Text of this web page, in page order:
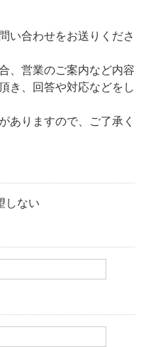
い合わせをお送りくださ
、営業のご案内など内容
き、回答や対応などをし
ありますので、ご了承く
しない